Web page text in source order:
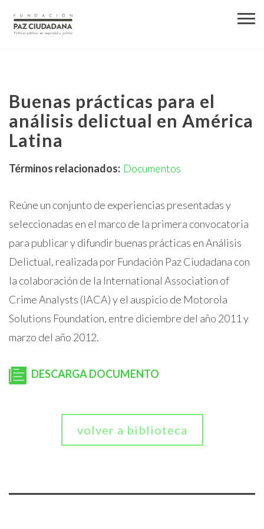
Buenas prácticas para el
análisis delictual en América
Latina
Términos relacionados: Documentos
Reúne un conjunto de experiencias presentadas y
seleccionadas en el marco de la primera convocatoria
para publicar y difundir buenas prácticas en Análisis
Delictual, realizada por Fundación Paz Ciudadana con
la colaboración de la International Association of
Crime Analysts (IACA) y el auspicio de Motorola
Solutions Foundation, entre diciembre del año 2011 y
marzo del año 2012.
DESCARGA DOCUMENTO
volver a biblioteca